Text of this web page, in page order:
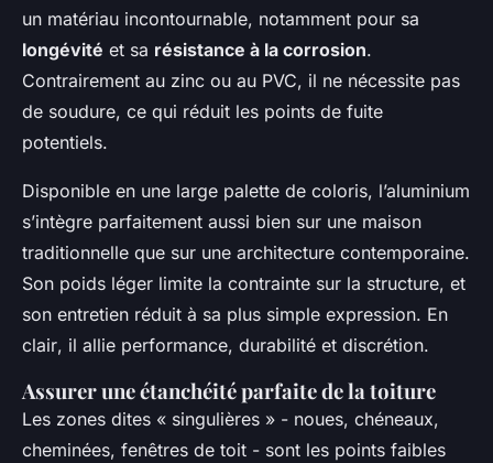
un matériau incontournable, notamment pour sa
longévité et sa résistance à la corrosion.
Contrairement au zinc ou au PVC, il ne nécessite pas
de soudure, ce qui réduit les points de fuite
potentiels.
Disponible en une large palette de coloris, l’aluminium
s’intègre parfaitement aussi bien sur une maison
traditionnelle que sur une architecture contemporaine.
Son poids léger limite la contrainte sur la structure, et
son entretien réduit à sa plus simple expression. En
clair, il allie performance, durabilité et discrétion.
Assurer une étanchéité parfaite de la toiture
Les zones dites « singulières » - noues, chéneaux,
cheminées, fenêtres de toit - sont les points faibles